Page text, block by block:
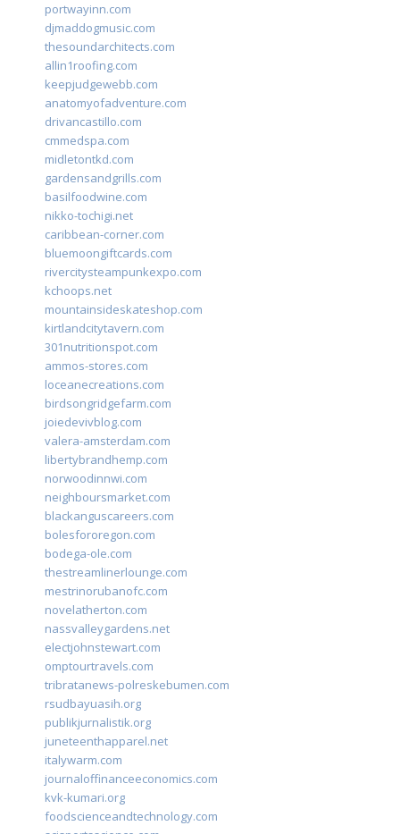
portwayinn.com
djmaddogmusic.com
thesoundarchitects.com
allin1roofing.com
keepjudgewebb.com
anatomyofadventure.com
drivancastillo.com
cmmedspa.com
midletontkd.com
gardensandgrills.com
basilfoodwine.com
nikko-tochigi.net
caribbean-corner.com
bluemoongiftcards.com
rivercitysteampunkexpo.com
kchoops.net
mountainsideskateshop.com
kirtlandcitytavern.com
301nutritionspot.com
ammos-stores.com
loceanecreations.com
birdsongridgefarm.com
joiedevivblog.com
valera-amsterdam.com
libertybrandhemp.com
norwoodinnwi.com
neighboursmarket.com
blackanguscareers.com
bolesfororegon.com
bodega-ole.com
thestreamlinerlounge.com
mestrinorubanofc.com
novelatherton.com
nassvalleygardens.net
electjohnstewart.com
omptourtravels.com
tribratanews-polreskebumen.com
rsudbayuasih.org
publikjurnalistik.org
juneteenthapparel.net
italywarm.com
journaloffinanceeconomics.com
kvk-kumari.org
foodscienceandtechnology.com